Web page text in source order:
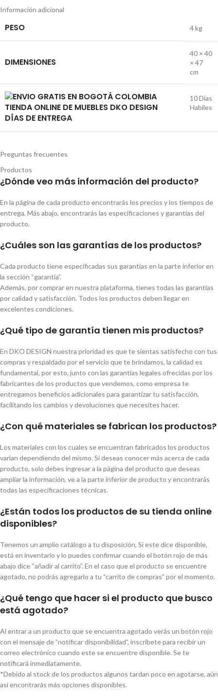
Información adicional
PESO 4 kg
DIMENSIONES
40 × 40
× 47
cm
DÍAS DE ENTREGA
10 Dias
Habiles
Preguntas frecuentes
Productos
¿Dónde veo más información del producto?
En la página de cada producto encontrarás los precios y los tiempos de
entrega. Más abajo, encontrarás las especificaciones y garantías del
producto.
¿Cuáles son las garantías de los productos?
Cada producto tiene especificadas sus garantías en la parte inferior en
la sección “garantía”.
Además, por comprar en nuestra plataforma, tienes todas las garantías
por calidad y satisfacción. Todos los productos deben llegar en
excelentes condiciones.
¿Qué tipo de garantía tienen mis productos?
En DKO DESIGN nuestra prioridad es que te sientas satisfecho con tus
compras y respaldado por el servicio que te brindamos, la calidad es
fundamental, por esto, junto con las garantías legales ofrecidas por los
fabricantes de los productos que vendemos, como empresa te
entregamos beneficios adicionales para garantizar tu satisfacción,
facilitando los cambios y devoluciones que necesites hacer.
¿Con qué materiales se fabrican los productos?
Los materiales con los cuales se encuentran fabricados los productos
varían dependiendo del mismo. Si deseas conocer más acerca de cada
producto, solo debes ingresar a la página del producto que deseas
ampliar la información, ve a la parte inferior de producto y encontrarás
todas las especificaciones técnicas.
¿Están todos los productos de su tienda online
disponibles?
Tenemos un amplio catálogo a tu disposición, Si este dice disponible,
está en inventario y lo puedes confirmar cuando el botón rojo de más
abajo dice “añadir al carrito”. En el caso que el producto se encuentre
agotado, no podrás agregarlo a tu “carrito de compras” por el momento.
¿Qué tengo que hacer si el producto que busco
está agotado?
Al entrar a un producto que se encuentra agotado verás un botón rojo
con el mensaje de ”notificar disponibilidad”, inscríbete para recibir un
correo electrónico cuando este se encuentre disponible. Se te
notificará inmediatamente.
*Debido al stock de los productos algunos tardan poco en agotarse, aún
así encontrarás más opciones disponibles.